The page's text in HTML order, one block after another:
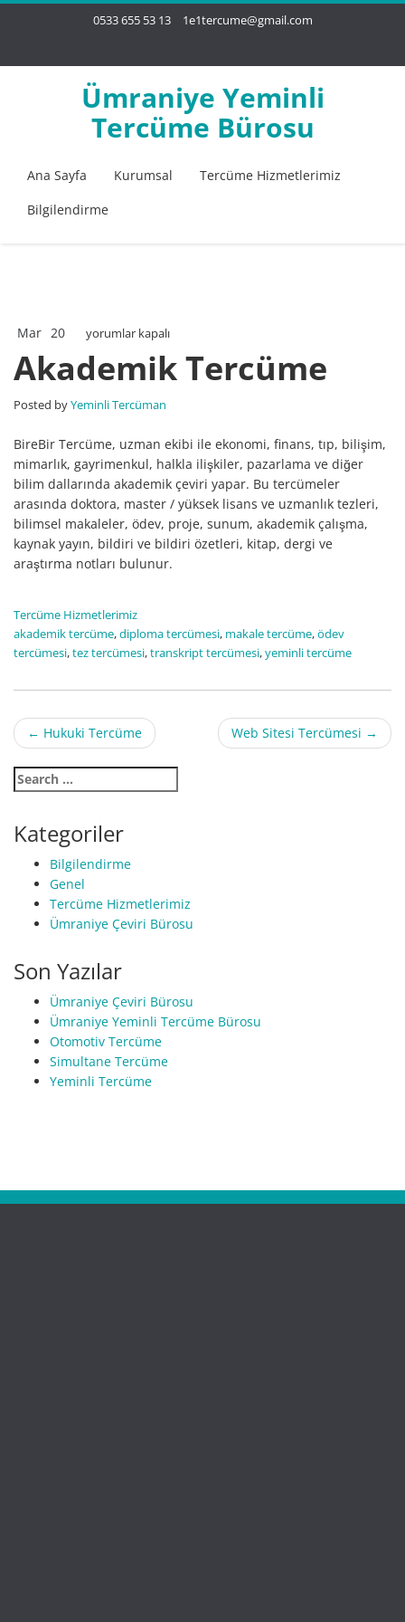
0533 655 53 13 1e1tercume@gmail.com
Ümraniye Yeminli
Tercüme Bürosu
Ana Sayfa Kurumsal
Tercüme Hizmetlerimiz
Bilgilendirme
Mar 20
Akademik
için
yorumlar kapalı
Akademik Tercüme
Posted byYeminli Tercüman
BireBir Tercüme, uzman ekibi ile ekonomi, finans, tıp, bilişim,
mimarlık, gayrimenkul, halkla ilişkiler, pazarlama ve diğer
bilim dallarında akademik çeviri yapar. Bu tercümeler
arasında doktora, master / yüksek lisans ve uzmanlık tezleri,
bilimsel makaleler, ödev, proje, sunum, akademik çalışma,
kaynak yayın, bildiri ve bildiri özetleri, kitap, dergi ve
araştırma notları bulunur.
Tercüme Hizmetlerimiz
akademik tercüme,diploma tercümesi, makale tercüme,ödev
tercümesi,tez tercümesi,transkript tercümesi,yeminli tercüme
Post
navigation
← Hukuki Tercüme Web Sitesi Tercümesi →
Kategoriler
Bilgilendirme
Genel
Tercüme Hizmetlerimiz
Ümraniye Çeviri Bürosu
Son Yazılar
Ümraniye Çeviri Bürosu
Ümraniye Yeminli Tercüme Bürosu
Otomotiv Tercüme
Simultane Tercüme
Yeminli Tercüme